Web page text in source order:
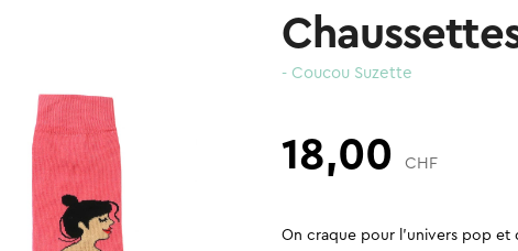
- Coucou Suzette
18,00CHF
On craque pour l’univers pop et